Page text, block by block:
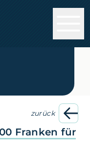
zurück
Franken für